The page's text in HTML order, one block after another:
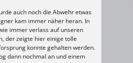
auch noch die Abwehr etwas
kam immer näher heran. In
immer verlass auf unseren
der zeigte hier einige tolle
konnte gehalten werden.
dann nochmal an und einem